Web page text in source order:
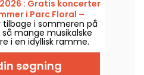
: Gratis koncerter
i Parc Floral –
tilbage i sommeren på
mange musikalske
i en idyllisk ramme.
de gratis koncerter,
24. juni til den 6.
søgning